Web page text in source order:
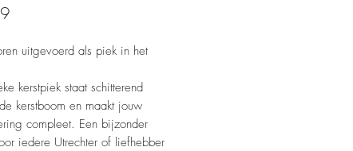
Prijs
uitgevoerd als piek in het
kerstpiek staat schitterend
kerstboom en maakt jouw
compleet. Een bijzonder
iedere Utrechter of liefhebber